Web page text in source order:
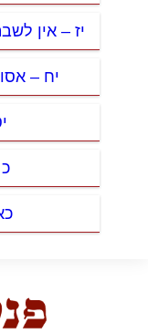
יז – אין
יח –